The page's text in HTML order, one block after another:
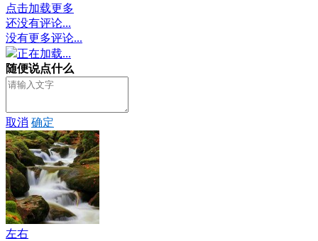
点击加载更多
还没有评论...
没有更多评论...
正在加载...
随便说点什么
取消 确定
左右